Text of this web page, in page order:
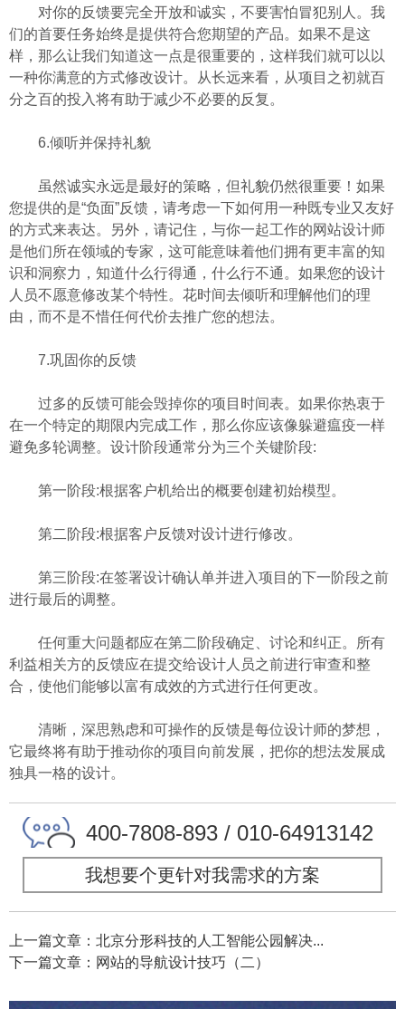
对你的反馈要完全开放和诚实，不要害怕冒犯别人。我
们的首要任务始终是提供符合您期望的产品。如果不是这
样，那么让我们知道这一点是很重要的，这样我们就可以以
一种你满意的方式修改设计。从长远来看，从项目之初就百
分之百的投入将有助于减少不必要的反复。
6.倾听并保持礼貌
虽然诚实永远是最好的策略，但礼貌仍然很重要！如果
您提供的是“负面”反馈，请考虑一下如何用一种既专业又友好
的方式来表达。另外，请记住，与你一起工作的网站设计师
是他们所在领域的专家，这可能意味着他们拥有更丰富的知
识和洞察力，知道什么行得通，什么行不通。如果您的设计
人员不愿意修改某个特性。花时间去倾听和理解他们的理
由，而不是不惜任何代价去推广您的想法。
7.巩固你的反馈
过多的反馈可能会毁掉你的项目时间表。如果你热衷于
在一个特定的期限内完成工作，那么你应该像躲避瘟疫一样
避免多轮调整。设计阶段通常分为三个关键阶段:
第一阶段:根据客户机给出的概要创建初始模型。
第二阶段:根据客户反馈对设计进行修改。
第三阶段:在签署设计确认单并进入项目的下一阶段之前
进行最后的调整。
任何重大问题都应在第二阶段确定、讨论和纠正。所有
利益相关方的反馈应在提交给设计人员之前进行审查和整
合，使他们能够以富有成效的方式进行任何更改。
清晰，深思熟虑和可操作的反馈是每位设计师的梦想，
它最终将有助于推动你的项目向前发展，把你的想法发展成
独具一格的设计。
400-7808-893 / 010-64913142
我想要个更针对我需求的方案
上一篇文章：北京分形科技的人工智能公园解决...
下一篇文章：网站的导航设计技巧（二）